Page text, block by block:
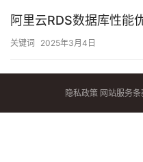
阿里云RDS数据库性能
关键词 2025年3月4日
隐私政策 网站服务条